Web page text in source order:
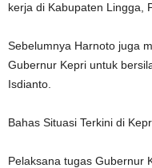
kerja di Kabupaten Lingga,
Sebelumnya Harnoto juga
Gubernur Kepri untuk
Isdianto.
Bahas Situasi Terkini di
Pelaksana tugas Gubernur